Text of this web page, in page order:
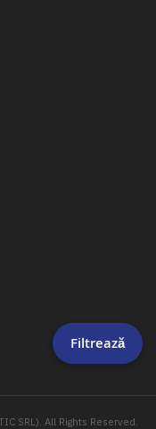
SRL). All Rights Reserved.
Filtrează